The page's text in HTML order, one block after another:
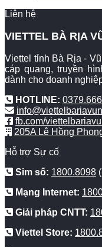
Liên hệ
VIETTEL BÀ RỊA
Viettel tỉnh Bà Rịa -
cáp quang, truyền
dành cho doanh
HOTLINE:
fb.com/
205A Lê Hồng
Hỗ trợ Sự cố
Sim số: 1800.8098
Mạng Internet:
Giải pháp CNTT:
Viettel Store: